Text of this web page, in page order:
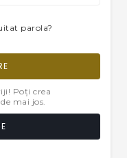
parola?
Poți crea
mai jos.